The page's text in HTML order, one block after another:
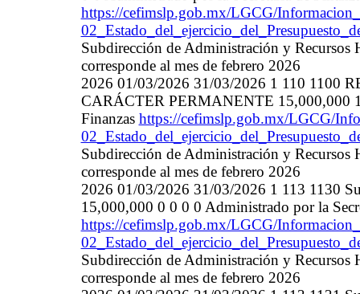
https://cefimslp.gob.mx/LGCG/
Subdirección de Administración y Recursos
corresponde al mes de febrero 2026
2026 01/03/2026 31/03/2026 1 110 1100
CARÁCTER PERMANENTE 15,000,000
Finanzas https://cefimslp.gob.mx/LGCG/
Subdirección de Administración y Recursos
corresponde al mes de febrero 2026
2026 01/03/2026 31/03/2026 1 113 1130
15,000,000 0 0 0 0 Administrado por la
https://cefimslp.gob.mx/LGCG/
Subdirección de Administración y Recursos
corresponde al mes de febrero 2026